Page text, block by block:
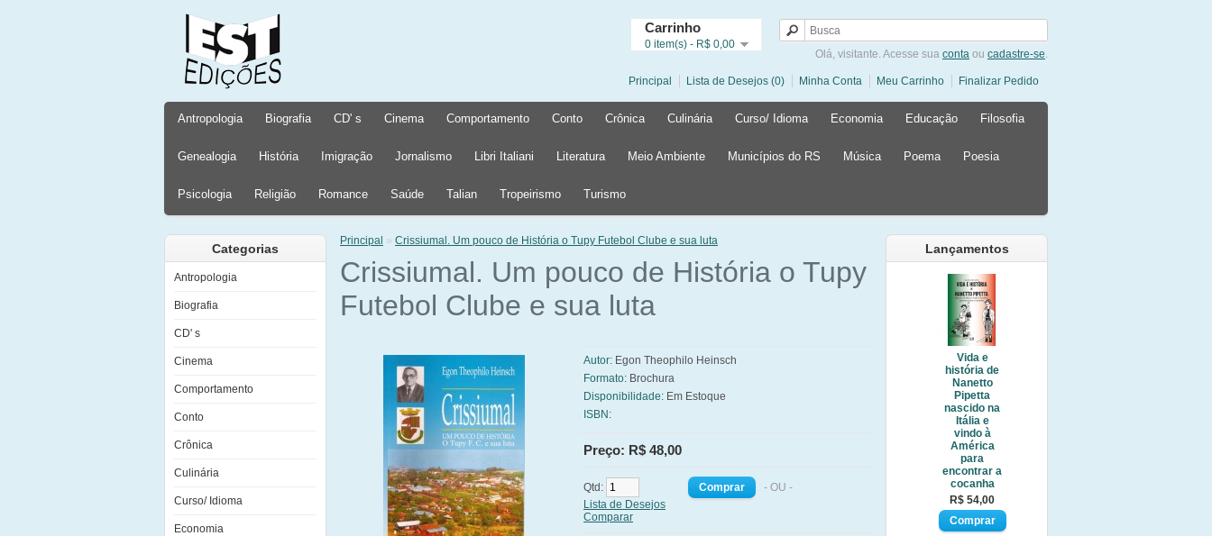
Carrinho
0 item(s) - R$ 0,00
Olá, visitante. Acesse sua conta ou cadastre-se.
Principal Lista de Desejos (0) Minha Conta Meu Carrinho Finalizar Pedido
Antropologia Biografia CD' s Cinema Comportamento Conto Crônica Culinária Curso/ Idioma Economia Educação Filosofia
Genealogia História Imigração Jornalismo Libri Italiani Literatura Meio Ambiente Municípios do RS Música Poema Poesia
Psicologia Religião Romance Saúde Talian Tropeirismo Turismo
Categorias
Antropologia
Biografia
CD' s
Cinema
Comportamento
Conto
Crônica
Culinária
Curso/ Idioma
Economia
Lançamentos
Vida e
história de
Nanetto
Pipetta
nascido na
Itália e
vindo à
América
para
encontrar a
cocanha
R$ 54,00
Principal » Crissiumal. Um pouco de História o Tupy Futebol Clube e sua luta
Crissiumal. Um pouco de História o Tupy
Futebol Clube e sua luta
Autor: Egon Theophilo Heinsch
Formato: Brochura
Disponibilidade: Em Estoque
ISBN:
Preço: R$ 48,00
Qtd:
- OU -
Lista de Desejos
Comparar